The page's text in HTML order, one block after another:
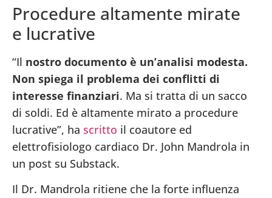
Procedure altamente mirate
e lucrative
“Il nostro documento è un’analisi modesta.
Non spiega il problema dei conflitti di
interesse finanziari. Ma si tratta di un sacco
di soldi. Ed è altamente mirato a procedure
lucrative”, ha scritto il coautore ed
elettrofisiologo cardiaco Dr. John Mandrola in
un post su Substack.
Il Dr. Mandrola ritiene che la forte influenza